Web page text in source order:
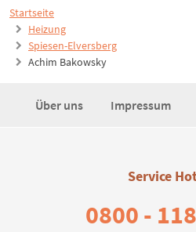
Startseite
Heizung
Spiesen-Elversberg
Achim Bakowsky
Über uns Impressum
Service
0800 -